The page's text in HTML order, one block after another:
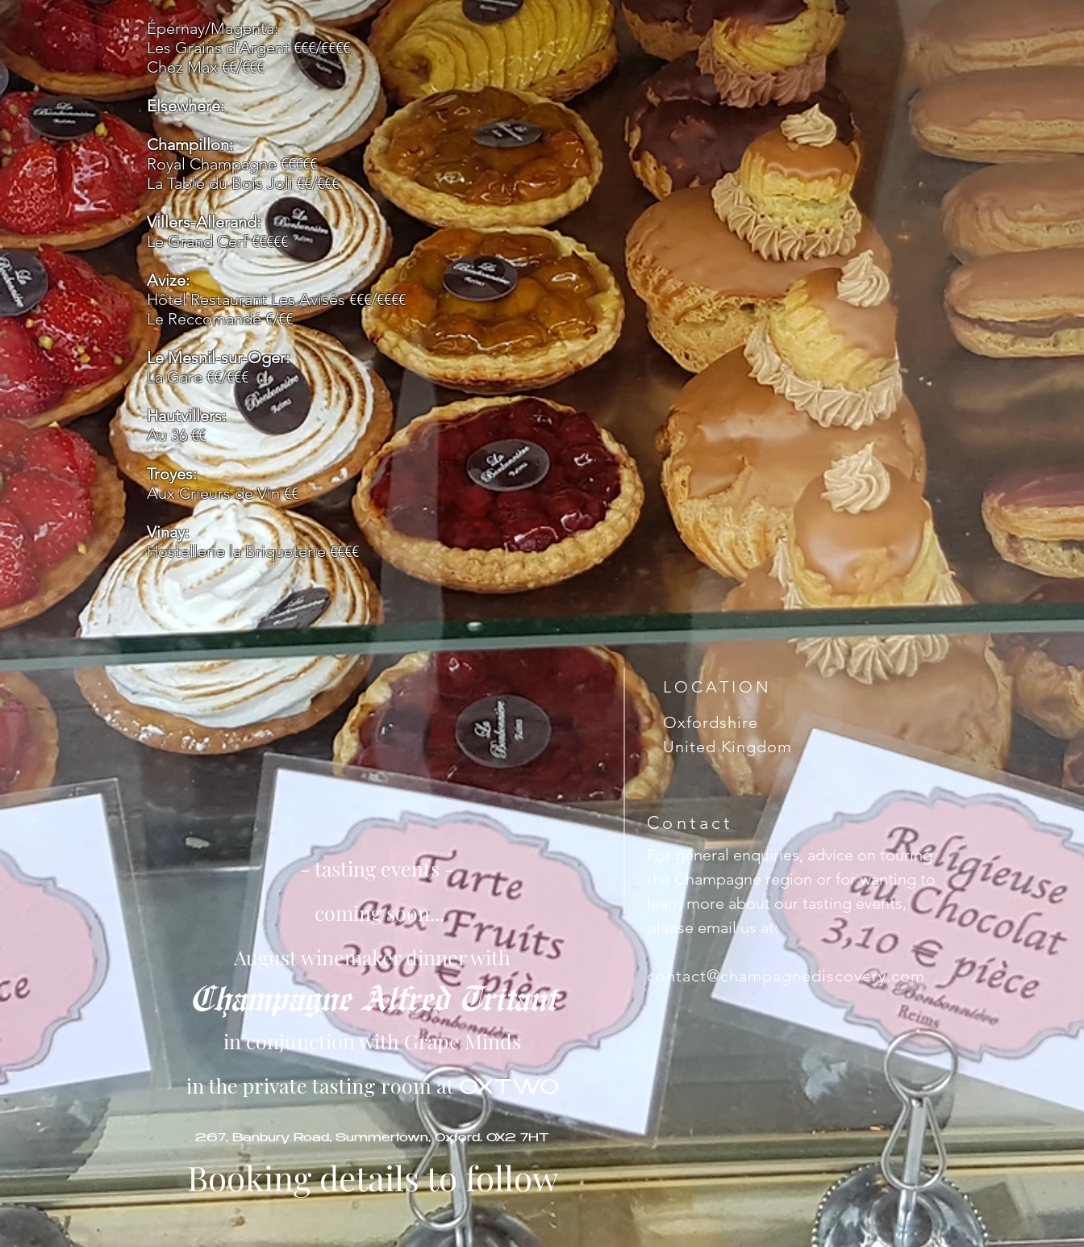
Épernay/Magenta:
Les Grains d’Argent €€€/€€€€
Chez Max €€/€€€
Elsewhere:
Champillon:
Royal Champagne €€€€€
La Table du Bois Joli €€/€€€
Villers-Allerand:
Le Grand Cerf€€€€€
Avize:
Hôtel Restaurant Les Avisés €€€/€€€€
Le Reccomandé€/€€
Le Mesnil-sur-Oger:
La Gare €€/€€€
Hautvillers:
Au 36 €€
Troyes:
Aux Crieurs de Vin €€
Vinay:
Hostellerie la Briqueterie €€€€
LOCATION
Oxfordshire
United Kingdom
Contact
- tasting events -
coming soon...
August winemaker dinner with
Champagne Alfred Tritant
in conjunction with Grape Minds
in the private tasting room atOXTWO
267, Banbury Road, Summertown, Oxford. OX2 7HT
Booking details to follow
For general enquiries, advice on touring
the Champagne region or for wanting to
learn more about our tasting events,
please email us at:
contact@champagnediscovery.com